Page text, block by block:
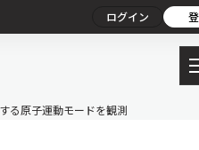
ログイン
る原子運動モードを観測